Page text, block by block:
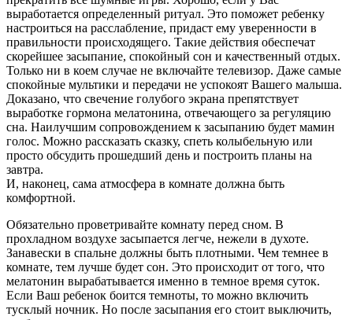
выработается определенный ритуал. Это поможет ребенку
настроиться на расслабление, придаст ему уверенности в
правильности происходящего. Такие действия обеспечат
скорейшее засыпание, спокойный сон и качественный отдых.
Только ни в коем случае не включайте телевизор. Даже самые
спокойные мультики и передачи не успокоят Вашего малыша.
Доказано, что свечение голубого экрана препятствует
выработке гормона мелатонина, отвечающего за регуляцию
сна. Наилучшим сопровождением к засыпанию будет мамин
голос. Можно рассказать сказку, спеть колыбельную или
просто обсудить прошедший день и построить планы на
завтра.
И, наконец, сама атмосфера в комнате должна быть
комфортной.
Обязательно проветривайте комнату перед сном. В
прохладном воздухе засыпается легче, нежели в духоте.
Занавески в спальне должны быть плотными. Чем темнее в
комнате, тем лучше будет сон. Это происходит от того, что
мелатонин вырабатывается именно в темное время суток.
Если Ваш ребенок боится темноты, то можно включить
тусклый ночник. Но после засыпания его стоит выключить,